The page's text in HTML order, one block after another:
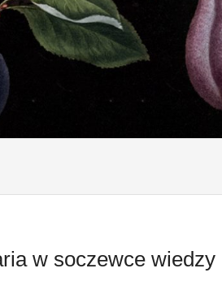
w soczewce wiedzy